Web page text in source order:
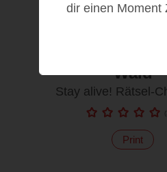
Wald
Stay alive! Rätsel-
(
Print
dir einen Moment